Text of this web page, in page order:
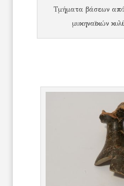
Τμήματα βάσεων
μυκηναϊκών